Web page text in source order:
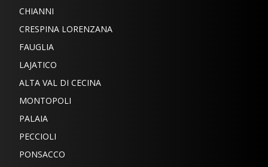
CHIANNI
CRESPINA LORENZANA
FAUGLIA
LAJATICO
ALTA VAL DI CECINA
MONTOPOLI
PALAIA
PECCIOLI
PONSACCO